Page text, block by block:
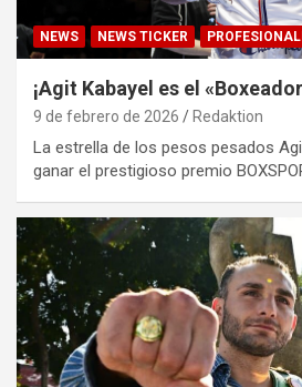
NEWS NEWS TICKER
¡Agit Kabayel es el
9 de febrero de 2026 Redaktion
La estrella de los pesos pesados
ganar el prestigioso premio